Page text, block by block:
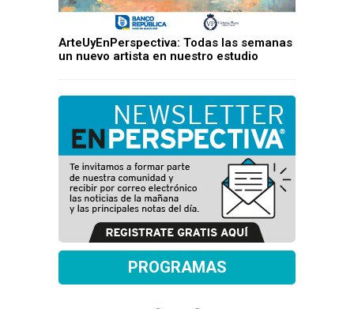
ArteUyEnPerspectiva: Todas las semanas
un nuevo artista en nuestro estudio
PROGRAMAS